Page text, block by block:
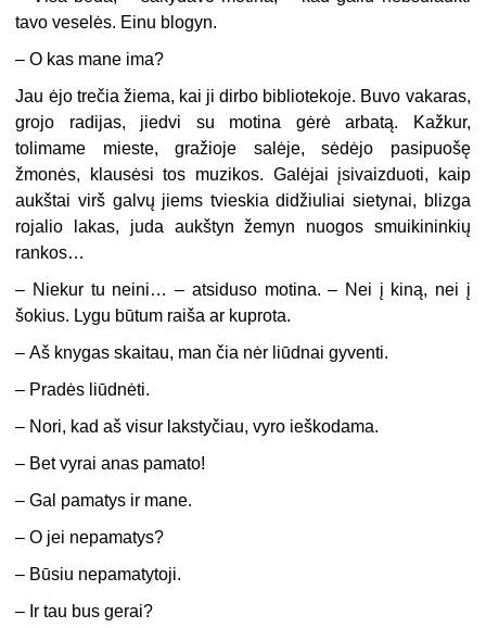
tavo veselės. Einu blogyn.
–O kas mane ima?
Jau ėjo trečia žiema, kai ji dirbo bibliotekoje. Buvo vakaras,
grojo radijas, jiedvi su motina gėrė arbatą. Kažkur,
tolimame mieste, gražioje salėje, sėdėjo pasipuošę
žmonės, klausėsi tos muzikos. Galėjai įsivaizduoti, kaip
aukštai virš galvų jiems tvieskia didžiuliai sietynai, blizga
rojalio lakas, juda aukštyn žemyn nuogos smuikininkių
rankos…
– Niekur tu neini… – atsiduso motina. – Nei į kiną, nei į
šokius. Lygu būtum raiša ar kuprota.
–Aš knygas skaitau, man čia nėr liūdnai gyventi.
– Pradės liūdnėti.
– Nori, kad aš visur lakstyčiau, vyro ieškodama.
– Bet vyrai anas pamato!
–Gal pamatys ir mane.
–O jei nepamatys?
– Būsiu nepamatytoji.
– Ir tau bus gerai?